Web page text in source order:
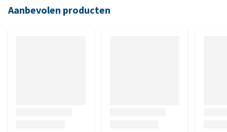
Aanbevolen producten